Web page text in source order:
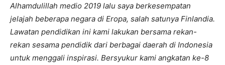
Alhamdulillah medio 2019 lalu saya berkesempatan
jelajah beberapa negara di Eropa, salah satunya Finlandia.
Lawatan pendidikan ini kami lakukan bersama rekan-
rekan sesama pendidik dari berbagai daerah di Indonesia
untuk menggali inspirasi. Bersyukur kami angkatan ke-8